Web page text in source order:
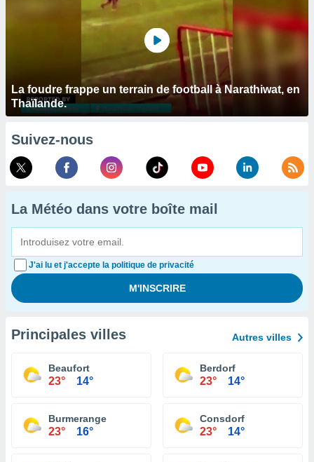
La foudre frappe un terrain de football à Narathiwat, en
Thaïlande.
Suivez-nous
La Météo dans votre boîte mail
J'ai lu et j'accepte la politique de privacité
Principales villes Autres villes
Beaufort
23° 14°
Berdorf
23° 14°
Burmerange
23° 16°
Consdorf
23° 14°